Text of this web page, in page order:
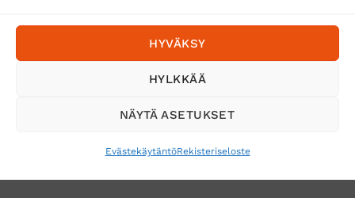
HYVÄKSY
HYLKKÄÄ
NÄYTÄ ASETUKSET
EvästekäytäntöRekisteriseloste
Tilaa uutiskirje ja saat erikoisalennuksia